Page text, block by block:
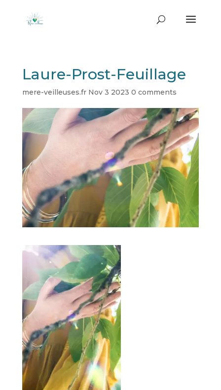
Laure-Prost-Feuillage
mere-veilleuses.fr Nov 3 2023 0 comments